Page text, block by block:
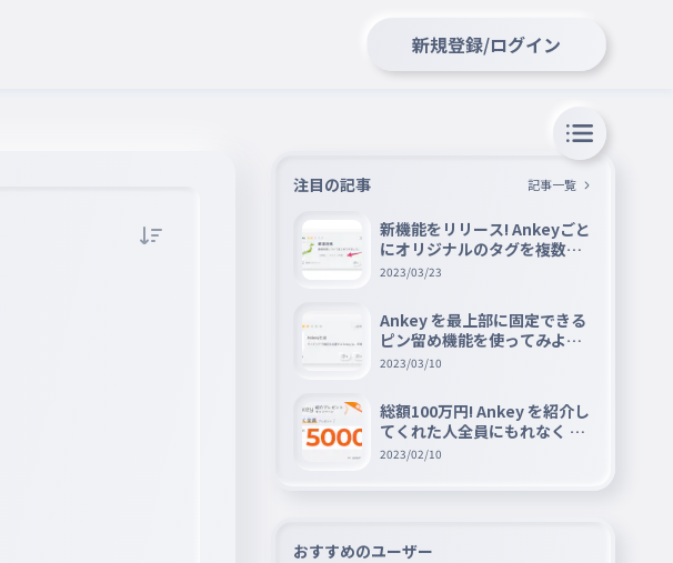
新規登録/ログイン
注目の記事 記事一覧
新機能をリリース! Ankeyごと
にオリジナルのタグを複数設
定できる『タグ機能』を紹介
2023/03/23
Ankey を最上部に固定できる
ピン留め機能を使ってみよう
📌
2023/03/10
総額100万円! Ankey を紹介し
てくれた人全員にもれなく A
mazon ギフト券 5000 円分を
2023/02/10
おすすめのユーザー